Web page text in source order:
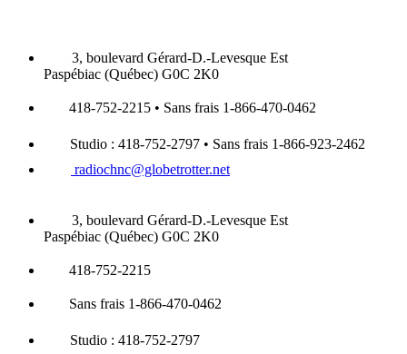
3, boulevard Gérard-D.-Levesque Est
Paspébiac (Québec) G0C 2K0
418-752-2215 • Sans frais 1-866-470-0462
Studio : 418-752-2797 • Sans frais 1-866-923-2462
radiochnc@globetrotter.net
3, boulevard Gérard-D.-Levesque Est
Paspébiac (Québec) G0C 2K0
418-752-2215
Sans frais 1-866-470-0462
Studio : 418-752-2797